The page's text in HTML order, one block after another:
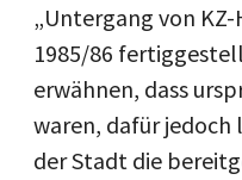
„Untergang von
1985/86
erwähnen, dass
waren, dafür
der Stadt die